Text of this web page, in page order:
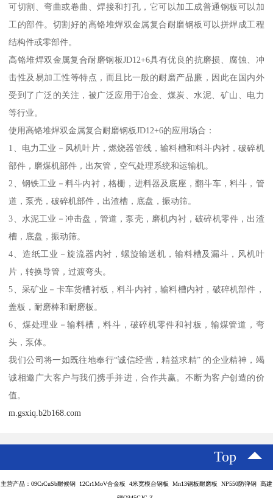
可切割、弯曲或卷曲、焊接和打孔，它可以加工成普通钢板可以加
工的部件。切割好的高铬堆焊双金属复合耐磨钢板可以拼焊成工程
结构件或零部件。
高铬堆焊双金属复合耐磨钢板JD12+6具有优良的抗磨损、腐蚀、冲
击性及易加工性等特点，而且比一般的耐磨产品廉，因此在国内外
受到了广泛的关注，被广泛应用于冶金、煤炭、水泥、矿山、电力
等行业。
使用高铬堆焊双金属复合耐磨钢板JD12+6的应用场合：
1、电力工业－风机叶片，燃烧器管线，输料槽和料斗内衬，破碎机
部件，磨煤机部件，出灰管，空气处理系统和运输机。
2、钢铁工业－料斗内衬，格栅，进料器及底座，翻斗车，料斗，管
道，泵壳，破碎机部件，出渣槽，底盘，振动筛。
3、水泥工业－冲击盘，管道，泵壳，磨机内衬，破碎机零件，出渣
槽，底盘，振动筛。
4、造纸工业－旋流器内衬，螺旋输送机，输料槽及漏斗，风机叶
片，转换导管，过渡弯头。
5、采矿业－卡车货槽衬板，料斗内衬，输料槽内衬，破碎机部件，
盖板，耐磨棒和耐磨板。
6、煤处理业－输料槽，料斗，破碎机零件和衬板，输煤管道，弯
头，泵体。
我们公司将一如既往地奉行“诚信经营，精益求精” 的企业精神，竭
诚相邀广大客户与我们携手并进，合作共赢。不断为客户创造的价
值。
m.gsxiq.b2b168.com
Top
主营产品：09CrCuSb耐候钢 12Cr1MoV合金板 4米宽模台钢板 Mn13钢板耐磨板 NP550防弹钢 高建